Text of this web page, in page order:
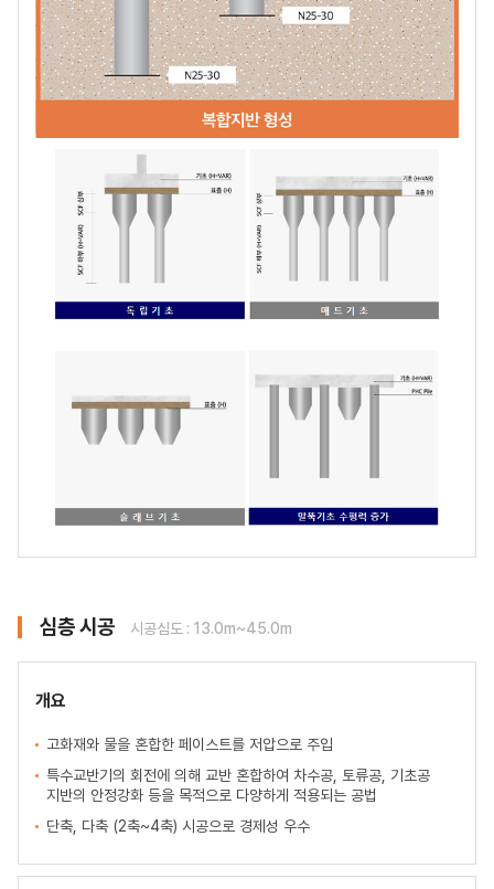
심층 시공 시공심도 : 13.0m~45.0m
개요
고화재와 물을 혼합한 페이스트를 저압으로 주입
특수교반기의 회전에 의해 교반 혼합하여 차수공, 토류공, 기초공
지반의 안정강화 등을 목적으로 다양하게 적용되는 공법
단축, 다축 (2축~4축) 시공으로 경제성 우수